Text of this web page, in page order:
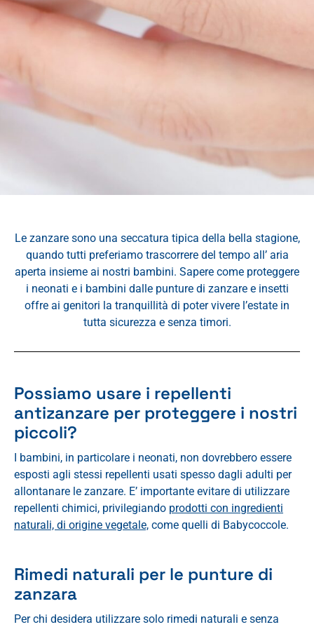
Le zanzare sono una seccatura tipica della bella stagione,
quando tutti preferiamo trascorrere del tempo all’ aria
aperta insieme ai nostri bambini. Sapere come proteggere
i neonati e i bambini dalle punture di zanzare e insetti
offre ai genitori la tranquillità di poter vivere l’estate in
tutta sicurezza e senza timori.
Possiamo usare i repellenti
antizanzare per proteggere i nostri
piccoli?
I bambini, in particolare i neonati, non dovrebbero essere
esposti agli stessi repellenti usati spesso dagli adulti per
allontanare le zanzare. E’ importante evitare di utilizzare
repellenti chimici, privilegiando prodotti con ingredienti
naturali, di origine vegetale, come quelli di Babycoccole.
Rimedi naturali per le punture di
zanzara
Per chi desidera utilizzare solo rimedi naturali e senza